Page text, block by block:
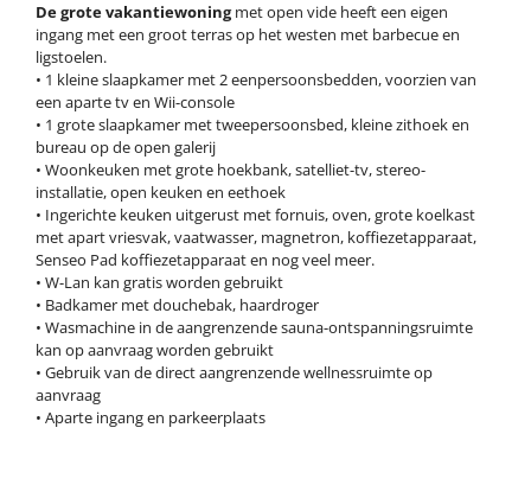
De grote vakantiewoningmet open vide heeft een eigen
ingang met een groot terras op het westen met barbecue en
ligstoelen.
• 1 kleine slaapkamer met 2 eenpersoonsbedden, voorzien van
een aparte tv en Wii-console
• 1 grote slaapkamer met tweepersoonsbed, kleine zithoek en
bureau op de open galerij
• Woonkeuken met grote hoekbank, satelliet-tv, stereo-
installatie, open keuken en eethoek
• Ingerichte keuken uitgerust met fornuis, oven, grote koelkast
met apart vriesvak, vaatwasser, magnetron, koffiezetapparaat,
Senseo Pad koffiezetapparaat en nog veel meer.
• W-Lan kan gratis worden gebruikt
• Badkamer met douchebak, haardroger
• Wasmachine in de aangrenzende sauna-ontspanningsruimte
kan op aanvraag worden gebruikt
• Gebruik van de direct aangrenzende wellnessruimte op
aanvraag
• Aparte ingang en parkeerplaats